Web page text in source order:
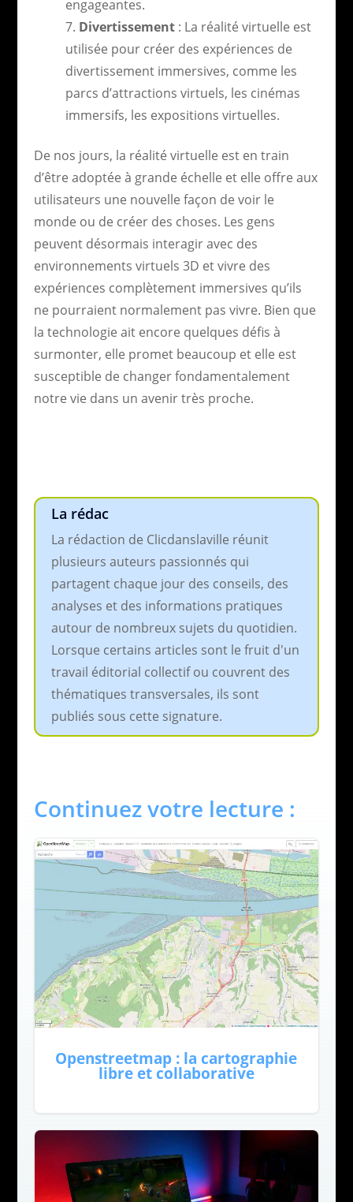
engageantes.
Divertissement: La réalité virtuelle est
utilisée pour créer des expériences de
divertissement immersives, comme les
parcs d’attractions virtuels, les cinémas
immersifs, les expositions virtuelles.
De nos jours, la réalité virtuelle est en train
d’être adoptée à grande échelle et elle offre aux
utilisateurs une nouvelle façon de voir le
monde ou de créer des choses. Les gens
peuvent désormais interagir avec des
environnements virtuels 3D et vivre des
expériences complètement immersives qu’ils
ne pourraient normalement pas vivre. Bien que
la technologie ait encore quelques défis à
surmonter, elle promet beaucoup et elle est
susceptible de changer fondamentalement
notre vie dans un avenir très proche.
La rédac
La rédaction de Clicdanslaville réunit
plusieurs auteurs passionnés qui
partagent chaque jour des conseils, des
analyses et des informations pratiques
autour de nombreux sujets du quotidien.
Lorsque certains articles sont le fruit d'un
travail éditorial collectif ou couvrent des
thématiques transversales, ils sont
publiés sous cette signature.
Continuez votre lecture :
Openstreetmap : la cartographie
libre et collaborative